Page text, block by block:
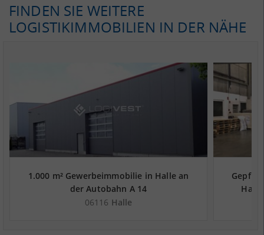
FINDEN SIE WEITERE
LOGISTIKIMMOBILIEN IN DER NÄHE
1.000 m² Gewerbeimmobilie in Halle an
der Autobahn A 14
06116 Halle